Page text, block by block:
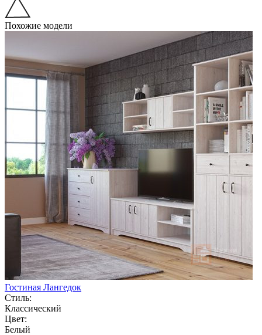
Похожие модели
Гостиная Лангедок
Стиль:
Классический
Цвет:
Белый